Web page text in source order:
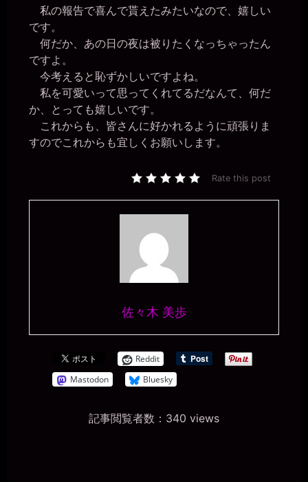
私の報告で喜んで貰えたみたいなので、嬉しい
です。
何だか、あの日の夜は被りたくなっちゃったん
ですよ。
今考えると恥ずかしいですよね。
私を可愛いって思ってくれてるだなんて、何だ
か、とっても嬉しいです。
これからも、皆さんに好かれるように頑張りま
すのでこれからも宜しくお願いします。
Rate this post
佐々木 美歩
Reddit
Mastodon
Bluesky
記事閲覧者数：340 views